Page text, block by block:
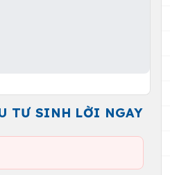
TƯ SINH LỜI NGAY